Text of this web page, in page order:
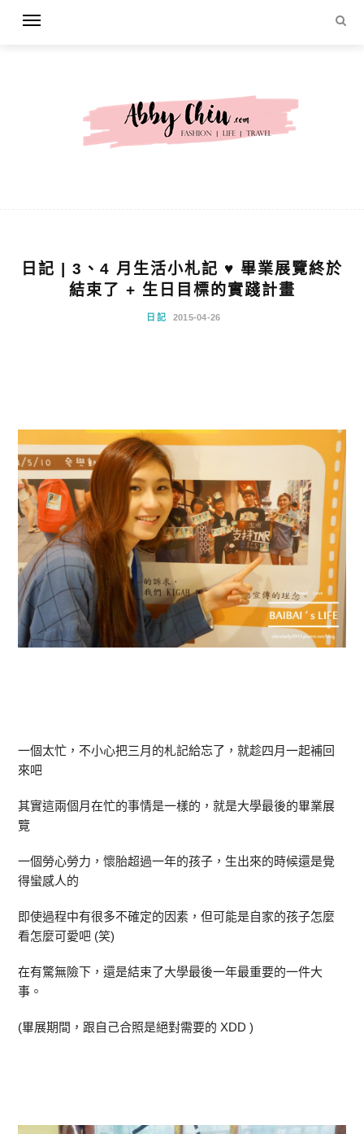
日記 | 3、4 月生活小札記 ♥ 畢業展覽終於
結束了 + 生日目標的實踐計畫
日記 2015-04-26
一個太忙，不小心把三月的札記給忘了，就趁四月一起補回
來吧
其實這兩個月在忙的事情是一樣的，就是大學最後的畢業展
覽
一個勞心勞力，懷胎超過一年的孩子，生出來的時候還是覺
得蠻感人的
即使過程中有很多不確定的因素，但可能是自家的孩子怎麼
看怎麼可愛吧 (笑)
在有驚無險下，還是結束了大學最後一年最重要的一件大
事。
(畢展期間，跟自己合照是絕對需要的 XDD )